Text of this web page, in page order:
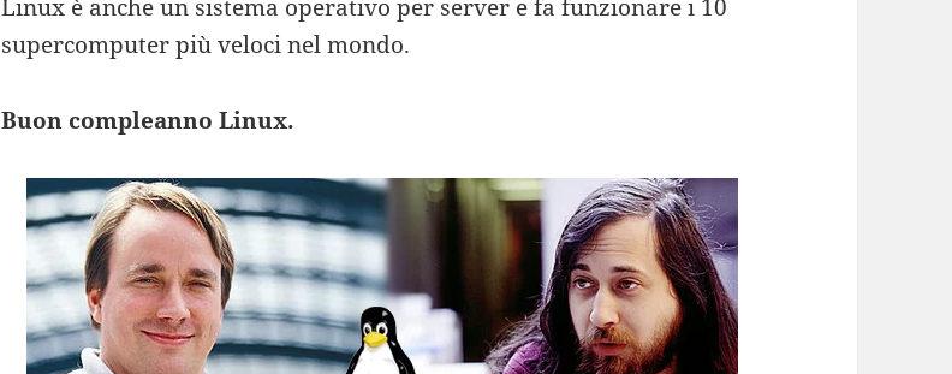
Linux è anche un sistema operativo per server e fa funzionare i 10
supercomputer più veloci nel mondo.
Buon compleanno Linux.